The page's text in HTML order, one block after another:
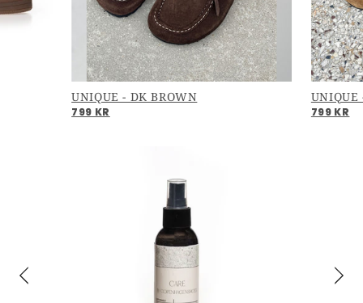
UNIQUE - DK BROWN
799 KR
UNIQUE
799 KR